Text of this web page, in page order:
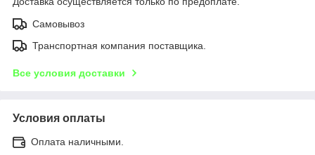
Самовывоз
Транспортная компания поставщика.
Все условия доставки
Условия оплаты
Оплата наличными.